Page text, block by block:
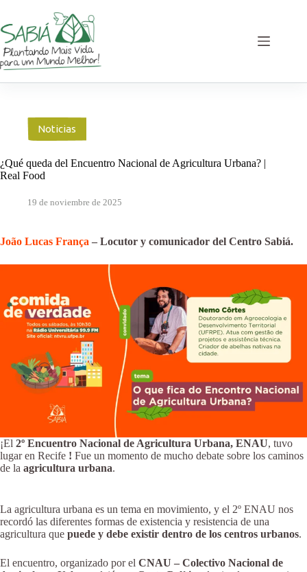
contenido
Noticias
¿Qué queda del Encuentro Nacional de Agricultura Urbana? |
Real Food
19 de noviembre de 2025
João Lucas França – Locutor y comunicador del Centro Sabiá.
¡El 2º Encuentro Nacional de Agricultura Urbana, ENAU, tuvo
lugar en Recife ! Fue un momento de mucho debate sobre los caminos
de la agricultura urbana.
La agricultura urbana es un tema en movimiento, y el 2º ENAU nos
recordó las diferentes formas de existencia y resistencia de una
agricultura que puede y debe existir dentro de los centros urbanos.
El encuentro, organizado por el CNAU – Colectivo Nacional de